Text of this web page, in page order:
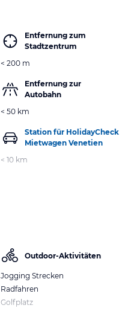
Entfernung zum
Stadtzentrum
< 200 m
Entfernung zur
Autobahn
< 50 km
Station für HolidayCheck
Mietwagen Venetien
< 10 km
Outdoor-Aktivitäten
Jogging Strecken
Radfahren
Golfplatz